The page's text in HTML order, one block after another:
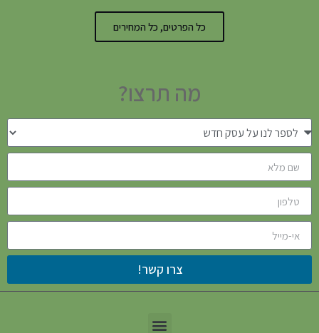
כל הפרטים, כל המחירים
מה תרצו?
צרו קשר!